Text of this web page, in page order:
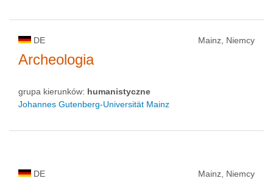
DE Mainz, Niemcy
Archeologia
grupa kierunków: humanistyczne
Johannes Gutenberg-Universität Mainz
DE Mainz, Niemcy